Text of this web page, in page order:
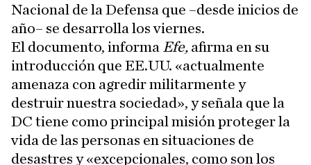
Nacional de la Defensa que –desde inicios de
año– se desarrolla los viernes.
El documento, informa Efe, afirma en su
introducción que EE.UU. «actualmente
amenaza con agredir militarmente y
destruir nuestra sociedad», y señala que la
DC tiene como principal misión proteger la
vida de las personas en situaciones de
desastres y «excepcionales, como son los